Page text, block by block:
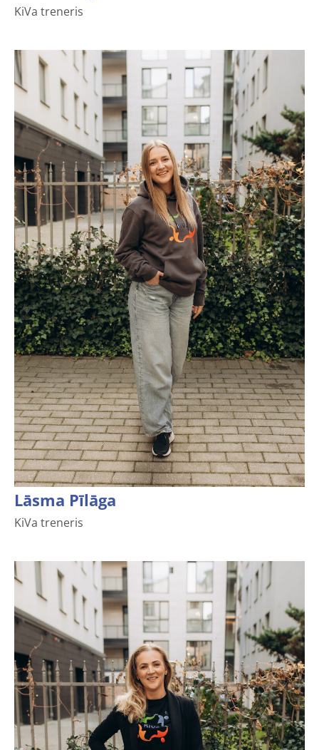
KiVa treneris
Lāsma Pīlāga
KiVa treneris